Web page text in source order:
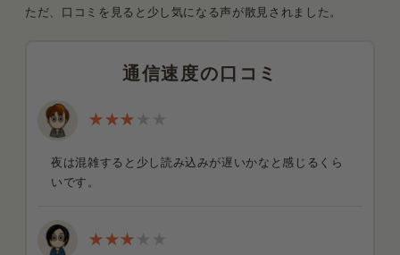
ただ、口コミを見ると少し気になる声が散見されました。
通信速度の口コミ
夜は混雑すると少し読み込みが遅いかなと感じるくら
いです。